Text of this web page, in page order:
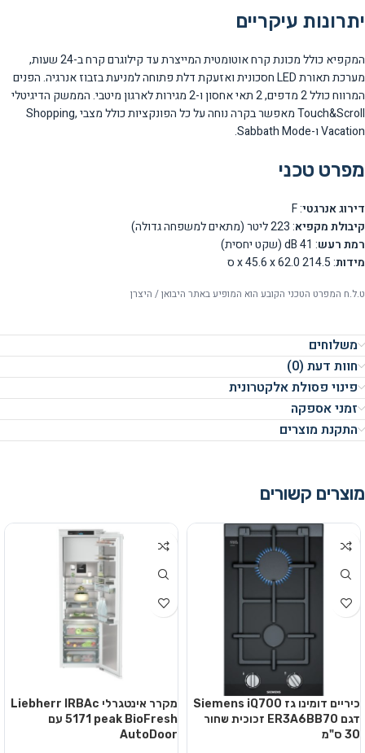
יתרונות עיקריים
המקפיא כולל מכונת קרח אוטומטית המייצרת עד קילוגרם קרח ב-24 שעות,
מערכת תאורת LED חסכונית ואזעקת דלת פתוחה למניעת בזבוז אנרגיה. הפנים
המרווח כולל 2 מדפים, 2 תאי אחסון ו-2 מגירות לארגון מיטבי. הממשק הדיגיטלי
Touch&Scroll מאפשר בקרה נוחה על כל הפונקציות כולל מצבי Shopping,
Vacation ו-Sabbath Mode.
מפרט טכני
דירוג אנרגטי: F
קיבולת מקפיא: 223 ליטר (מתאים למשפחה גדולה)
רמת רעש: 41 dB (שקט יחסית)
מידות: 214.5 x 45.6 x 62.0 ס
ט.ל.ח המפרט הטכני הקובע הוא המופיע באתר היבואן / היצרן
משלוחים
חוות דעת (0)
פינוי פסולת אלקטרונית
זמני אספקה
התקנת מוצרים
מוצרים קשורים
כיריים דומינו גז Siemens iQ700
דגם ER3A6BB70 זכוכית שחור
30 ס"מ
מקרר אינטגרלי Liebherr IRBAc
5171 peak BioFresh עם
AutoDoor